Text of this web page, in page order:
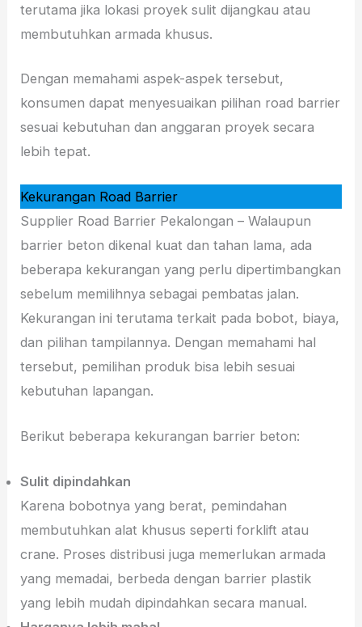
terutama jika lokasi proyek sulit dijangkau atau
membutuhkan armada khusus.
Dengan memahami aspek-aspek tersebut,
konsumen dapat menyesuaikan pilihan road barrier
sesuai kebutuhan dan anggaran proyek secara
lebih tepat.
Kekurangan Road Barrier
Supplier Road Barrier Pekalongan – Walaupun
barrier beton dikenal kuat dan tahan lama, ada
beberapa kekurangan yang perlu dipertimbangkan
sebelum memilihnya sebagai pembatas jalan.
Kekurangan ini terutama terkait pada bobot, biaya,
dan pilihan tampilannya. Dengan memahami hal
tersebut, pemilihan produk bisa lebih sesuai
kebutuhan lapangan.
Berikut beberapa kekurangan barrier beton:
Sulit dipindahkan
Karena bobotnya yang berat, pemindahan
membutuhkan alat khusus seperti forklift atau
crane. Proses distribusi juga memerlukan armada
yang memadai, berbeda dengan barrier plastik
yang lebih mudah dipindahkan secara manual.